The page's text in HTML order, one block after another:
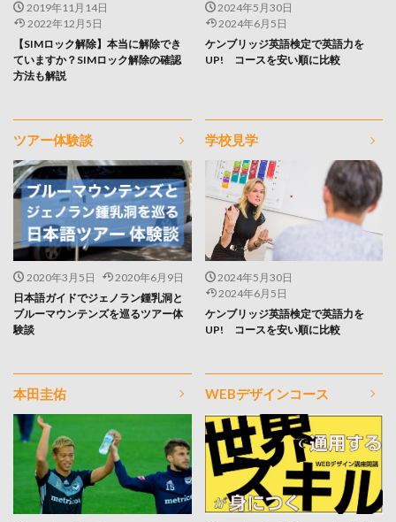
2019年11月14日
2022年12月5日
【SIMロック解除】本当に解除でき
ていますか？SIMロック解除の確認
方法も解説
2024年5月30日
2024年6月5日
ケンブリッジ英語検定で英語力を
UP! コースを安い順に比較
ツアー体験談
2020年3月5日
2020年6月9日
日本語ガイドでジェノラン鍾乳洞と
ブルーマウンテンズを巡るツアー体
験談
学校見学
2024年5月30日
2024年6月5日
ケンブリッジ英語検定で英語力を
UP! コースを安い順に比較
本田圭佑 WEBデザインコース